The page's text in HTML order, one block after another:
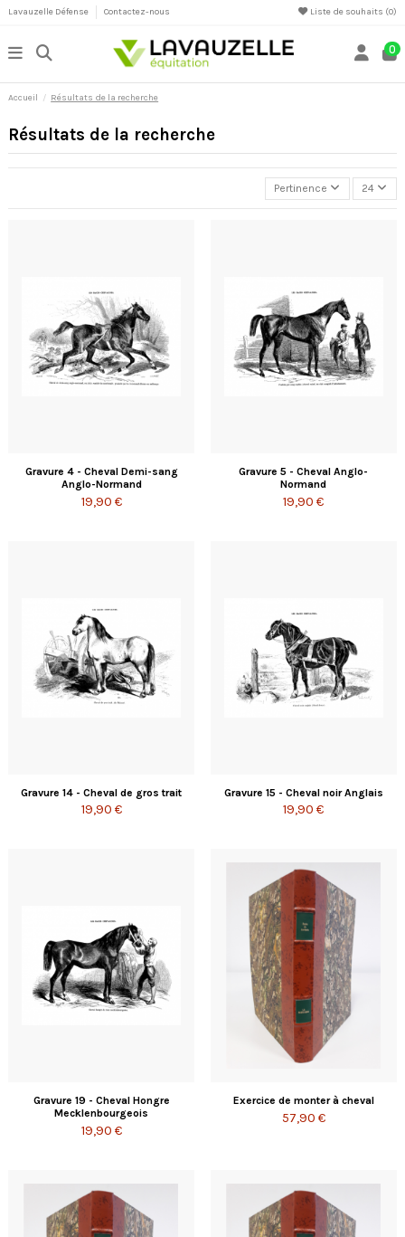
Lavauzelle Défense Contactez-nous Liste de souhaits (0)
0
Accueil Résultats de la recherche
Résultats de la recherche
Pertinence 24
Gravure 4 - Cheval Demi-sang
Anglo-Normand
19,90 €
Gravure 5 - Cheval Anglo-
Normand
19,90 €
Gravure 14 - Cheval de gros trait
19,90 €
Gravure 15 - Cheval noir Anglais
19,90 €
Gravure 19 - Cheval Hongre
Mecklenbourgeois
19,90 €
Exercice de monter à cheval
57,90 €